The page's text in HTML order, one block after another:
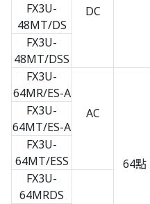
DC
FX3U-
48MT/DS
FX3U-
48MT/DSS
FX3U-
64MR/ES-A
AC
64點
FX3U-
64MT/ES-A
FX3U-
64MT/ESS
FX3U-
64MRDS